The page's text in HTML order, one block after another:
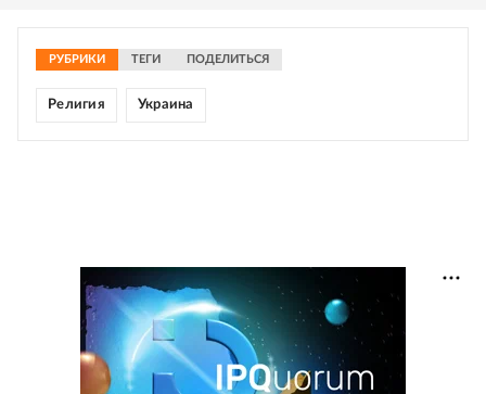
РУБРИКИ ТЕГИ ПОДЕЛИТЬСЯ
Религия Украина